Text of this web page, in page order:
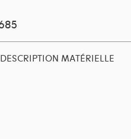
DESCRIPTION MATÉRIELLE